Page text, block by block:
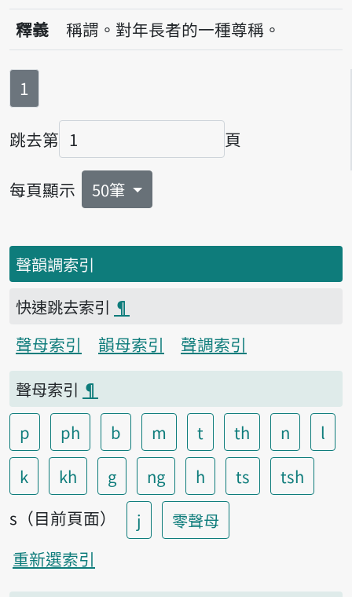
播放音讀a-sáng
釋義 稱謂。對年長者的一種尊稱。
第
1
跳去第
頁碼
頁
每頁顯示 50筆
聲韻調索引
快速跳去索引 ¶
聲母索引
韻母索引
聲調索引
聲母索引 ¶
p
ph b m t th n
l
k
kh g ng h ts
tsh
s（目前頁面）
j
零聲母
重新選索引